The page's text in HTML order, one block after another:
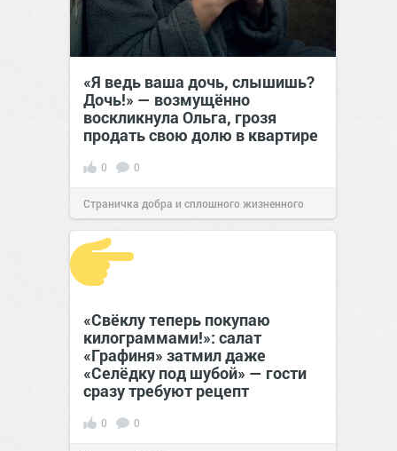
«Я ведь ваша дочь, слышишь?
Дочь!» — возмущённо
воскликнула Ольга, грозя
продать свою долю в квартире
0 0
Страничка добра и сплошного жизненного
позитива! 14:38 Сегодня
«Свёклу теперь покупаю
килограммами!»: салат
«Графиня» затмил даже
«Селёдку под шубой» — гости
сразу требуют рецепт
0 0